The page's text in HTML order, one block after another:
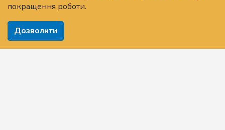
покращення роботи.
Дозволити